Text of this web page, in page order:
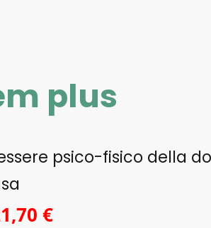
plus
psico-fisico della
€